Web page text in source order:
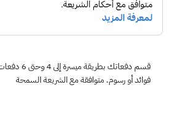
قسم دفعاتك بطريقة
فوائد أو رسوم. متوافقة مع الشريعة السمحة